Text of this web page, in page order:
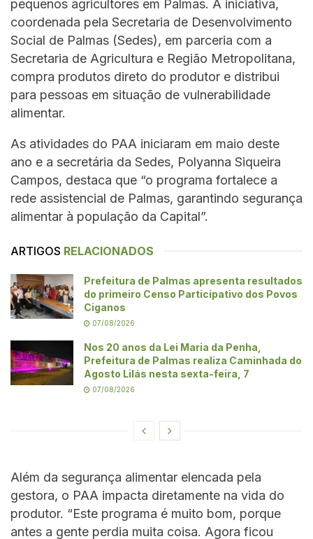
pequenos agricultores em Palmas. A iniciativa,
coordenada pela Secretaria de Desenvolvimento
Social de Palmas (Sedes), em parceria com a
Secretaria de Agricultura e Região Metropolitana,
compra produtos direto do produtor e distribui
para pessoas em situação de vulnerabilidade
alimentar.
As atividades do PAA iniciaram em maio deste
ano e a secretária da Sedes, Polyanna Siqueira
Campos, destaca que “o programa fortalece a
rede assistencial de Palmas, garantindo segurança
alimentar à população da Capital”.
ARTIGOS RELACIONADOS
Prefeitura de Palmas apresenta resultados
do primeiro Censo Participativo dos Povos
Ciganos
07/08/2026
Nos 20 anos da Lei Maria da Penha,
Prefeitura de Palmas realiza Caminhada do
Agosto Lilás nesta sexta-feira, 7
07/08/2026
Além da segurança alimentar elencada pela
gestora, o PAA impacta diretamente na vida do
produtor. “Este programa é muito bom, porque
antes a gente perdia muita coisa. Agora ficou